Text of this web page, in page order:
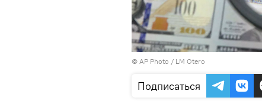
© AP Photo / LM Otero
Подписаться